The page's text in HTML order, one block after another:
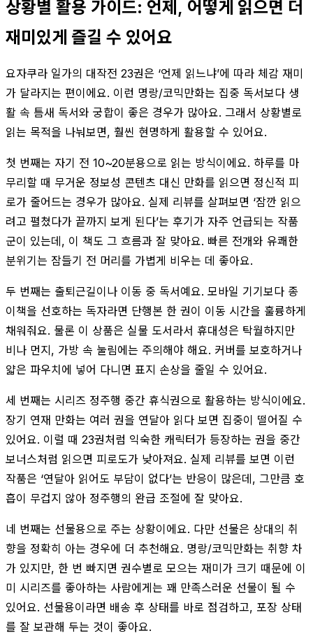
상황별 활용 가이드: 언제, 어떻게 읽으면 더
재미있게 즐길 수 있어요
요자쿠라 일가의 대작전 23권은 ‘언제 읽느냐’에 따라 체감 재미
가 달라지는 편이에요. 이런 명랑/코믹만화는 집중 독서보다 생
활 속 틈새 독서와 궁합이 좋은 경우가 많아요. 그래서 상황별로
읽는 목적을 나눠보면, 훨씬 현명하게 활용할 수 있어요.
첫 번째는 자기 전 10~20분용으로 읽는 방식이에요. 하루를 마
무리할 때 무거운 정보성 콘텐츠 대신 만화를 읽으면 정신적 피
로가 줄어드는 경우가 많아요. 실제 리뷰를 살펴보면 ‘잠깐 읽으
려고 펼쳤다가 끝까지 보게 된다’는 후기가 자주 언급되는 작품
군이 있는데, 이 책도 그 흐름과 잘 맞아요. 빠른 전개와 유쾌한
분위기는 잠들기 전 머리를 가볍게 비우는 데 좋아요.
두 번째는 출퇴근길이나 이동 중 독서예요. 모바일 기기보다 종
이책을 선호하는 독자라면 단행본 한 권이 이동 시간을 훌륭하게
채워줘요. 물론 이 상품은 실물 도서라서 휴대성은 탁월하지만
비나 먼지, 가방 속 눌림에는 주의해야 해요. 커버를 보호하거나
얇은 파우치에 넣어 다니면 표지 손상을 줄일 수 있어요.
세 번째는 시리즈 정주행 중간 휴식권으로 활용하는 방식이에요.
장기 연재 만화는 여러 권을 연달아 읽다 보면 집중이 떨어질 수
있어요. 이럴 때 23권처럼 익숙한 캐릭터가 등장하는 권을 중간
보너스처럼 읽으면 피로도가 낮아져요. 실제 리뷰를 보면 이런
작품은 ‘연달아 읽어도 부담이 없다’는 반응이 많은데, 그만큼 호
흡이 무겁지 않아 정주행의 완급 조절에 잘 맞아요.
네 번째는 선물용으로 주는 상황이에요. 다만 선물은 상대의 취
향을 정확히 아는 경우에 더 추천해요. 명랑/코믹만화는 취향 차
가 있지만, 한 번 빠지면 권수별로 모으는 재미가 크기 때문에 이
미 시리즈를 좋아하는 사람에게는 꽤 만족스러운 선물이 될 수
있어요. 선물용이라면 배송 후 상태를 바로 점검하고, 포장 상태
를 잘 보관해 두는 것이 좋아요.